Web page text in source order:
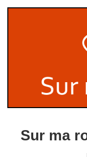
Sur ma